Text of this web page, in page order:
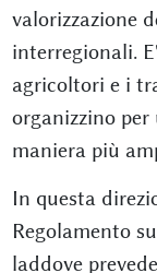
valorizzazione
interregionali.
agricoltori e i
organizzino
maniera più
In questa
Regolamento
laddove